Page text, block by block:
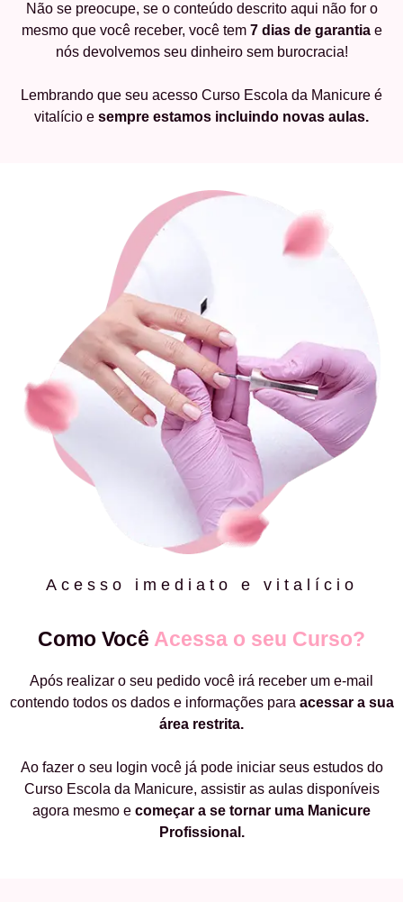
Não se preocupe, se o conteúdo descrito aqui não for o
mesmo que você receber, você tem 7 dias de garantiae
nós devolvemos seu dinheiro sem burocracia!
Lembrando que seu acesso Curso Escola da Manicure é
vitalício e sempre estamos incluindo novas aulas.
Acesso imediato e vitalício
Como Você Acessa o seu Curso?
Após realizar o seu pedido você irá receber um e-mail
contendo todos os dados e informações para acessar a sua
área restrita.
Ao fazer o seu login você já pode iniciar seus estudos do
Curso Escola da Manicure, assistir as aulas disponíveis
agora mesmo e começar a se tornar uma Manicure
Profissional.